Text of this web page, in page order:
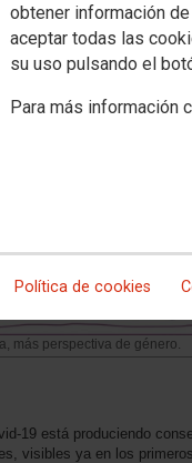
obtener información
aceptar todas las
su uso pulsando el
Para más información
Política de cookies
más perspectiva de género.
19 está produciendo
visibles ya en los